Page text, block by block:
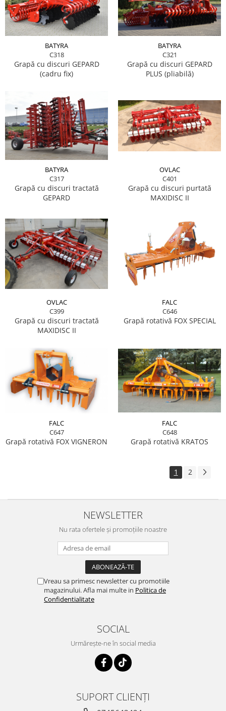
BATYRA
C318
Grapă cu discuri GEPARD
(cadru fix)
BATYRA
C321
Grapă cu discuri GEPARD
PLUS (pliabilă)
BATYRA
C317
Grapă cu discuri tractată
GEPARD
OVLAC
C401
Grapă cu discuri purtată
MAXIDISC II
OVLAC
C399
Grapă cu discuri tractată
MAXIDISC II
FALC
C646
Grapă rotativă FOX SPECIAL
FALC
C647
Grapă rotativă FOX VIGNERON
FALC
C648
Grapă rotativă KRATOS
1 2
NEWSLETTER
Nu rata ofertele și promoțiile noastre
Vreau sa primesc newsletter cu promotiile
magazinului. Afla mai multe in Politica de
Confidentialitate
SOCIAL
Urmărește-ne în social media
SUPORT CLIENȚI